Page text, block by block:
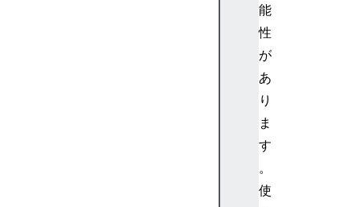
能
性
が
あ
り
ま
す
。
使